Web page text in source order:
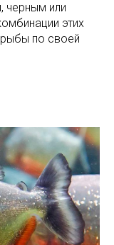
черным или
этих
по своей